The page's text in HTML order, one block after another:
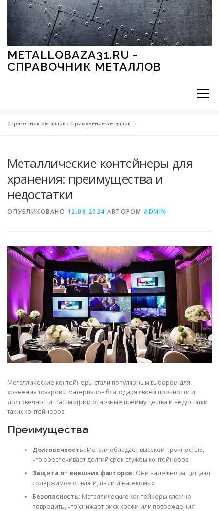
Перейти к содержимому
METALLOBAZA31.RU -
СПРАВОЧНИК МЕТАЛЛОВ
Меню
МЕТАЛЛЫ И ОКРУЖАЮЩАЯ СРЕДА
ПРИМЕНЕНИЕ МЕТАЛЛОВ
СТАТЬИ
Справочник металлов »Применение металлов
Металлические контейнеры для
хранения: преимущества и
недостатки
ОПУБЛИКОВАНО 12.09.2024 АВТОРОМ ADMIN
Металлические контейнеры стали популярным выбором для
хранения товаров и материалов благодаря своей прочности и
долговечности. Рассмотрим основные преимущества и недостатки
таких контейнеров.
Преимущества
Долговечность: Металл обладает высокой прочностью,
что обеспечивает долгий срок службы контейнеров.
Защита от внешних факторов: Они надежно защищают
содержимое от влаги, пыли и насекомых.
Безопасность: Металлические контейнеры сложно
повредить, что снижает риск кражи или повреждения